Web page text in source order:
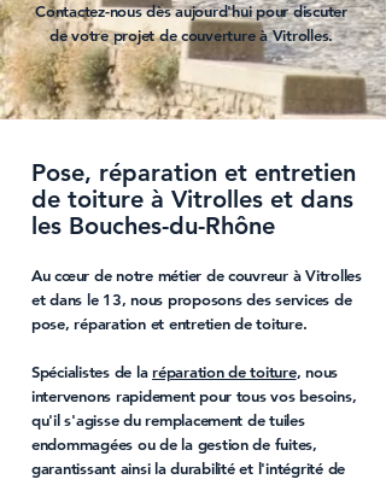
Contactez-nous dès aujourd'hui pour discuter
de votre projet decouverture à Vitrolles.
Pose, réparation et entretien
de toiture à Vitrolles et dans
les Bouches-du-Rhône
Au cœur de notre métier decouvreur à Vitrolles
et dans le 13, nous proposons des services de
pose,réparationet entretien de toiture.
Spécialistes de laréparation de toiture, nous
intervenons rapidement pour tous vos besoins,
qu'il s'agisse duremplacement de tuiles
endommagées ou de la gestion de fuites,
garantissant ainsi la durabilité et l'intégrité de